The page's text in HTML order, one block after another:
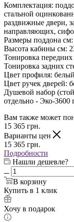
Комплектация:
стальной
раздвижные двери,
направляющих,
Размеры поддона
Высота кабины см:
Тонировка передних
Тонировка задних
Цвет профиля: белый
Цвет ручек дверей:
Душевой набор
отдельно - Эко-3600
Вам также может
15 365 грн.
Варианты цен
15 365 грн.
Подробности
Нашли дешевле?
В корзину
Купить в 1 клик
Хочу в подарок